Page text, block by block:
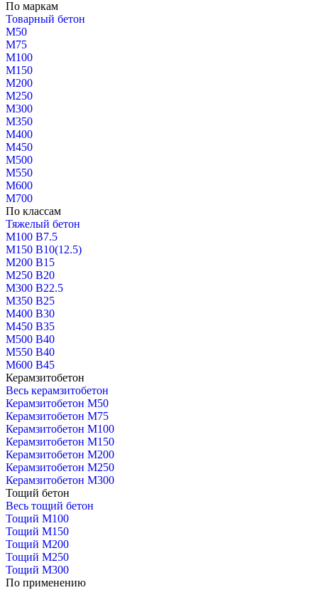
По маркам
Товарный бетон
М50
М75
М100
М150
М200
М250
М300
М350
М400
М450
М500
М550
М600
М700
По классам
Тяжелый бетон
М100 В7.5
М150 В10(12.5)
М200 В15
М250 В20
М300 В22.5
М350 В25
М400 В30
М450 В35
М500 В40
М550 В40
М600 В45
Керамзитобетон
Весь керамзитобетон
Керамзитобетон М50
Керамзитобетон М75
Керамзитобетон М100
Керамзитобетон М150
Керамзитобетон М200
Керамзитобетон М250
Керамзитобетон М300
Тощий бетон
Весь тощий бетон
Тощий М100
Тощий М150
Тощий М200
Тощий М250
Тощий М300
По применению